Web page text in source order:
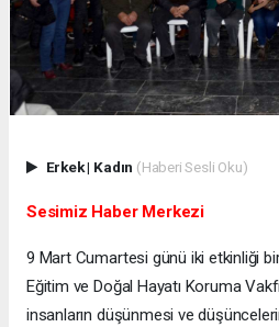
Erkek| Kadın (Haberi Sesli Oku)
Sesimiz Haber Merkezi
9 Mart Cumartesi günü iki etkinliği
Eğitim ve Doğal Hayatı Koruma
insanların düşünmesi ve